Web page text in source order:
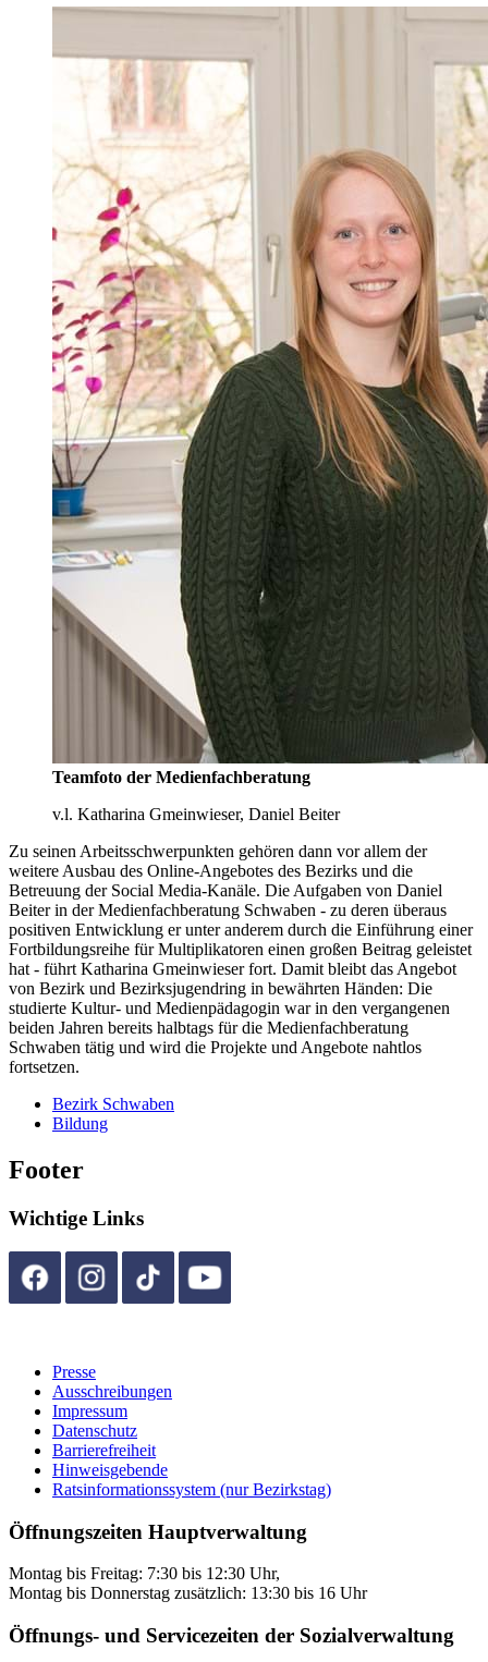
Teamfoto der Medienfachberatung
v.l. Katharina Gmeinwieser, Daniel Beiter
Zu seinen Arbeitsschwerpunkten gehören dann vor allem der
weitere Ausbau des Online-Angebotes des Bezirks und die
Betreuung der Social Media-Kanäle. Die Aufgaben von Daniel
Beiter in der Medienfachberatung Schwaben - zu deren überaus
positiven Entwicklung er unter anderem durch die Einführung einer
Fortbildungsreihe für Multiplikatoren einen großen Beitrag geleistet
hat - führt Katharina Gmeinwieser fort. Damit bleibt das Angebot
von Bezirk und Bezirksjugendring in bewährten Händen: Die
studierte Kultur- und Medienpädagogin war in den vergangenen
beiden Jahren bereits halbtags für die Medienfachberatung
Schwaben tätig und wird die Projekte und Angebote nahtlos
fortsetzen.
Bezirk Schwaben
Bildung
Footer
Wichtige Links
Presse
Ausschreibungen
Impressum
Datenschutz
Barrierefreiheit
Hinweisgebende
Ratsinformationssystem (nur Bezirkstag)
Öffnungszeiten Hauptverwaltung
Montag bis Freitag: 7:30 bis 12:30 Uhr,
Montag bis Donnerstag zusätzlich: 13:30 bis 16 Uhr
Öffnungs- und Servicezeiten der Sozialverwaltung